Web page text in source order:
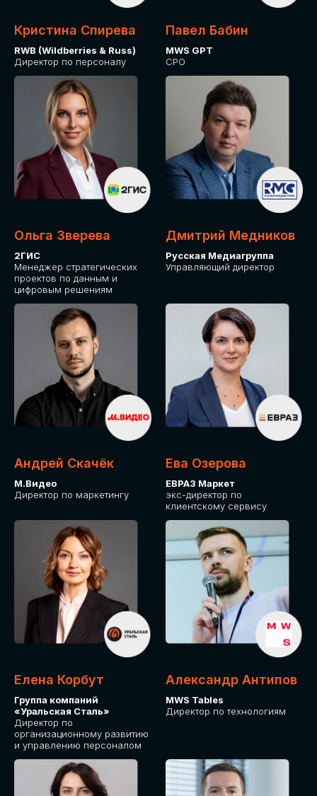
Кристина Спирева
RWB (Wildberries & Russ)
Директор по персоналу
Павел Бабин
MWS GPT
CPO
Ольга Зверева
2ГИС
Менеджер стратегических
проектов по данным и
цифровым решениям
Дмитрий Медников
Русская Медиагруппа
Управляющий директор
Андрей Скачёк
М.Видео
Директор по маркетингу
Ева Озерова
ЕВРАЗ Маркет
экс-директор по
клиентскому сервису
Елена Корбут
Группа компаний
«Уральская Сталь»
Директор по
организационному развитию
и управлению персоналом
Александр Антипов
MWS Tables
Директор по технологиям
СТАТЬ
СПИКЕРОМ